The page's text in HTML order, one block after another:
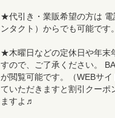
★代引き・業販希望の方は
ンタクト）からでも可能です。
★木曜日などの定休日や年末
すので、ご了承ください。
が閲覧可能です。（WEBサ
ていただきますと割引クー
ますよ♬